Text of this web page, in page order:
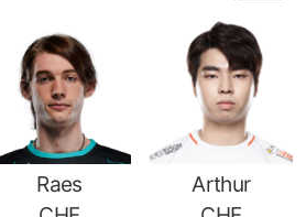
Raes
Arthur